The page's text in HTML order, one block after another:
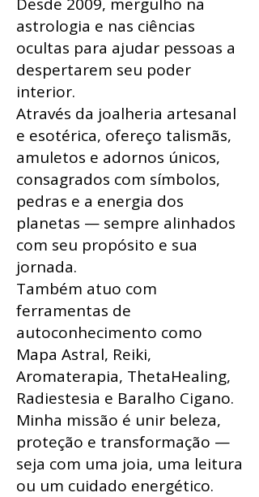
astrologia e nas ciências
ocultas para ajudar pessoas a
despertarem seu poder
interior.
Através da joalheria artesanal
e esotérica, ofereço talismãs,
amuletos e adornos únicos,
consagrados com símbolos,
pedras e a energia dos
planetas — sempre alinhados
com seu propósito e sua
jornada.
Também atuo com
ferramentas de
autoconhecimento como
Mapa Astral, Reiki,
Aromaterapia, ThetaHealing,
Radiestesia e Baralho Cigano.
Minha missão é unir beleza,
proteção e transformação —
seja com uma joia, uma leitura
ou um cuidado energético.